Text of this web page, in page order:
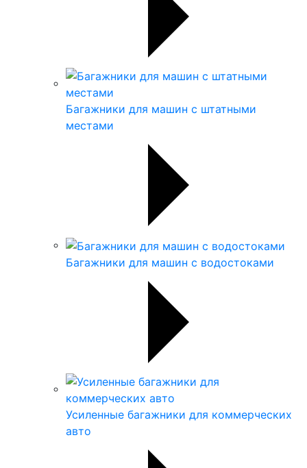
Багажники для машин с штатными
местами
Багажники для машин с водостоками
Усиленные багажники для коммерческих
авто